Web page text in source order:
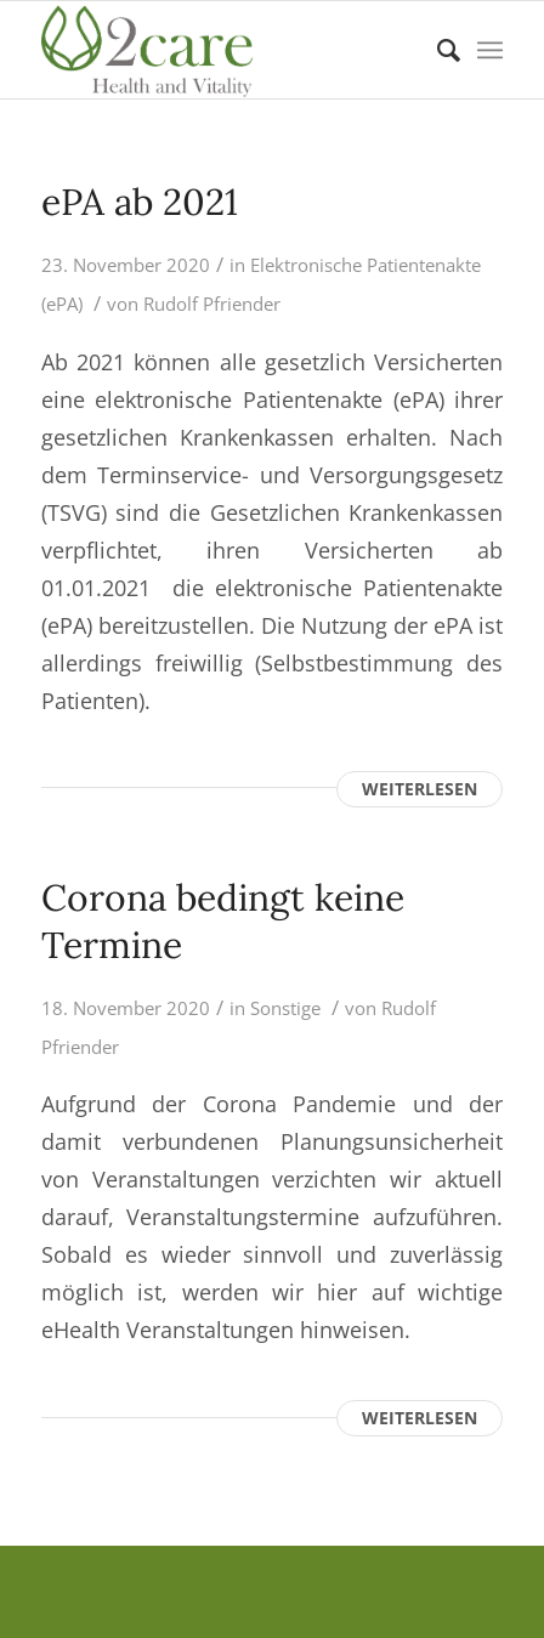
ePA ab 2021
23. November 2020 / in Elektronische Patientenakte
(ePA) / von Rudolf Pfriender
Ab 2021 können alle gesetzlich Versicherten
eine elektronische Patientenakte (ePA) ihrer
gesetzlichen Krankenkassen erhalten. Nach
dem Terminservice- und Versorgungsgesetz
(TSVG) sind die Gesetzlichen Krankenkassen
verpflichtet, ihren Versicherten ab
01.01.2021 die elektronische Patientenakte
(ePA) bereitzustellen. Die Nutzung der ePA ist
allerdings freiwillig (Selbstbestimmung des
Patienten).
WEITERLESEN
Corona bedingt keine
Termine
18. November 2020 / in Sonstige / von Rudolf
Pfriender
Aufgrund der Corona Pandemie und der
damit verbundenen Planungsunsicherheit
von Veranstaltungen verzichten wir aktuell
darauf, Veranstaltungstermine aufzuführen.
Sobald es wieder sinnvoll und zuverlässig
möglich ist, werden wir hier auf wichtige
eHealth Veranstaltungen hinweisen.
WEITERLESEN